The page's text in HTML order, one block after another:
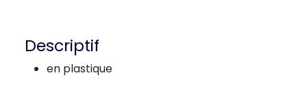
Descriptif
en plastique